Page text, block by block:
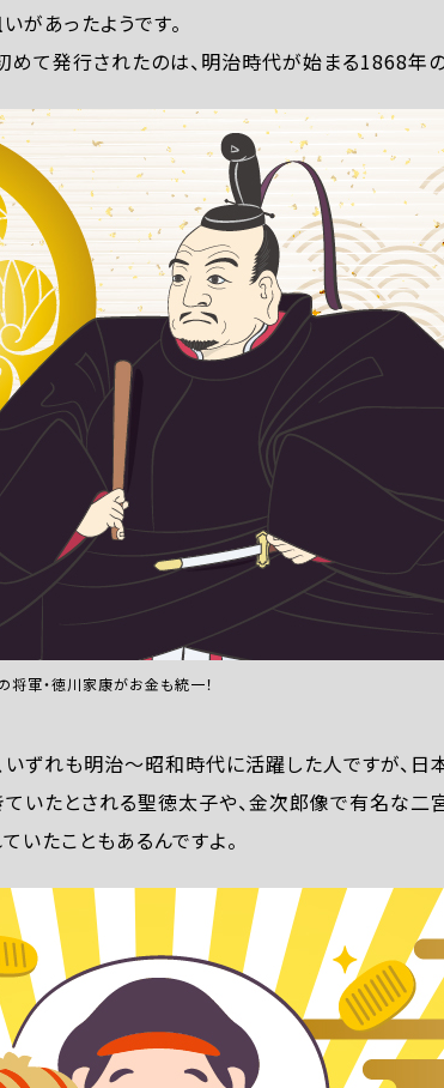
があったようです。
て発行されたのは、明治時代が始まる1868年の
軍・徳川家康がお金も統一！
ずれも明治〜昭和時代に活躍した人ですが、日
いたとされる聖徳太子や、金次郎像で有名な二
たこともあるんですよ。